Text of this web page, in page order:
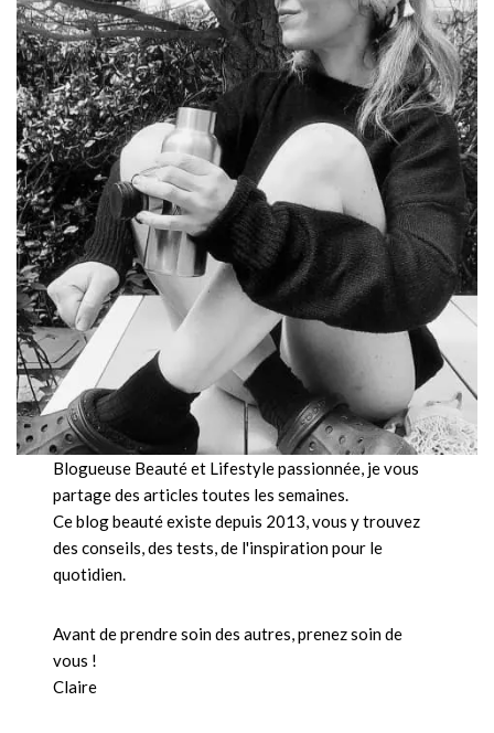
Blogueuse Beauté et Lifestyle passionnée, je vous
partage des articles toutes les semaines.
Ce blog beauté existe depuis 2013, vous y trouvez
des conseils, des tests, de l'inspiration pour le
quotidien.
Avant de prendre soin des autres, prenez soin de
vous !
Claire